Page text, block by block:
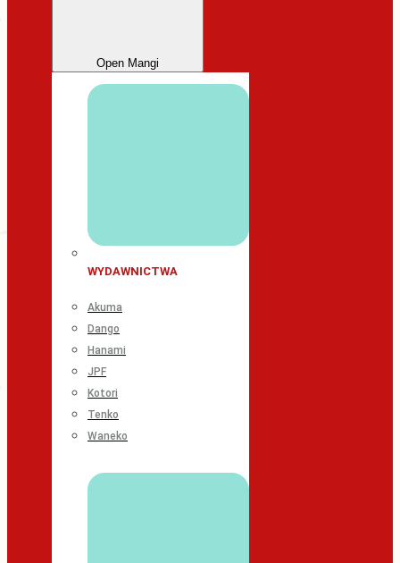
Open Mangi
WYDAWNICTWA
Akuma
Dango
Hanami
JPF
Kotori
Tenko
Waneko